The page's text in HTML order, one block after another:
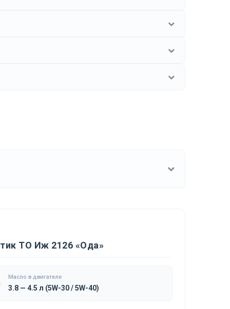
ТО Иж 2126 «Ода»
Масло в двигателе
3.8 — 4.5 л (5W-30 / 5W-40)